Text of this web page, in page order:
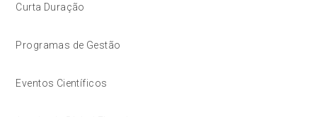
Curta Duração
Programas de Gestão
Eventos Científicos